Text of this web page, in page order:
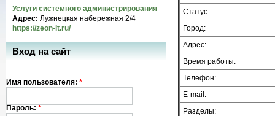
Статус:
Город:
Адрес:
Время работы:
Телефон:
E-mail:
Разделы:
Услуги системного администрирования
Адрес: Лужнецкая набережная 2/4
https://zeon-it.ru/
Вход на сайт
Имя пользователя: *
Пароль: *